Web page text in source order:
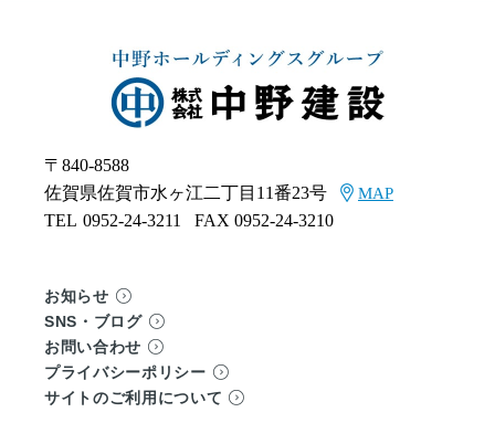
〒840-8588
佐賀県佐賀市水ヶ江二丁目11番23号
MAP
TEL 0952-24-3211 FAX 0952-24-3210
お知らせ
SNS・ブログ
お問い合わせ
プライバシーポリシー
サイトのご利用について